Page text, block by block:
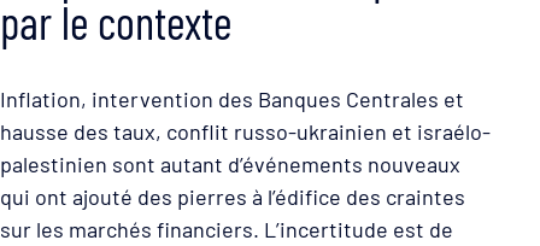
par le contexte
Inflation, intervention des Banques Centrales et
hausse des taux, conflit russo-ukrainien et israélo-
palestinien sont autant d’événements nouveaux
qui ont ajouté des pierres à l’édifice des craintes
sur les marchés financiers. L’incertitude est de